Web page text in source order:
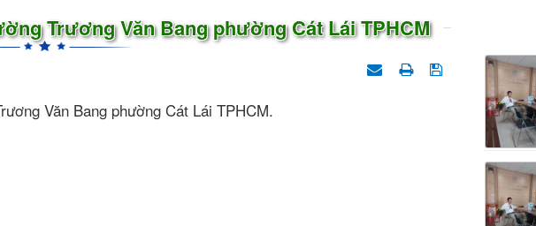
Trương Văn Bang phường Cát Lái TPHCM
Văn Bang phường Cát Lái TPHCM.